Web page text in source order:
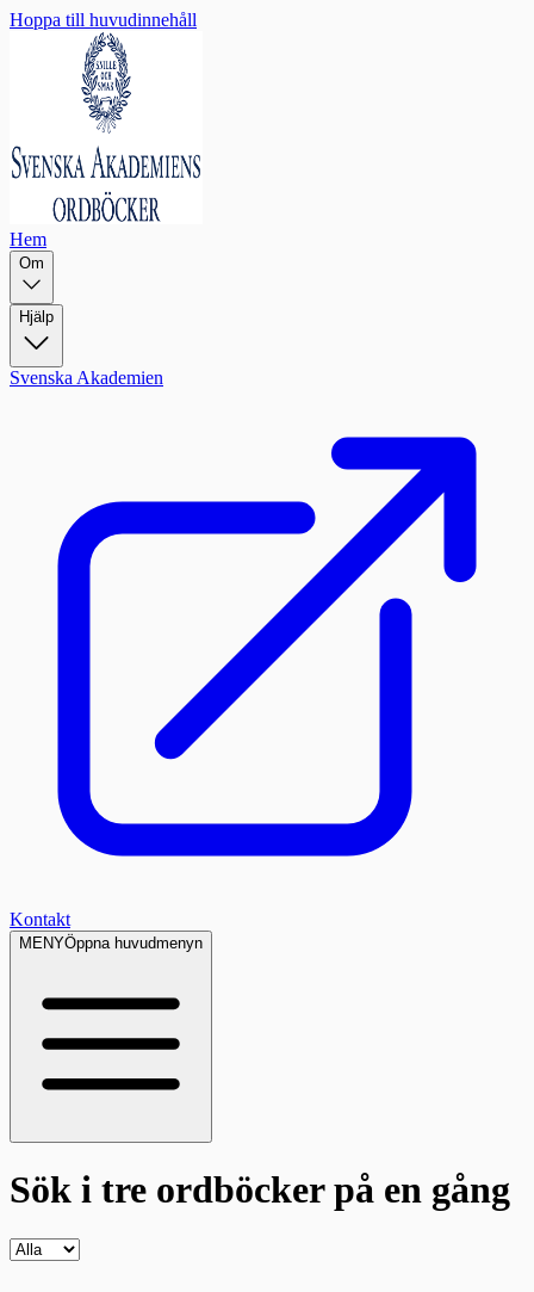
Hoppa till huvudinnehåll
Hem
Om
Hjälp
Svenska Akademien
Kontakt
MENYÖppna huvudmenyn
Sök i tre ordböckerpå en gång